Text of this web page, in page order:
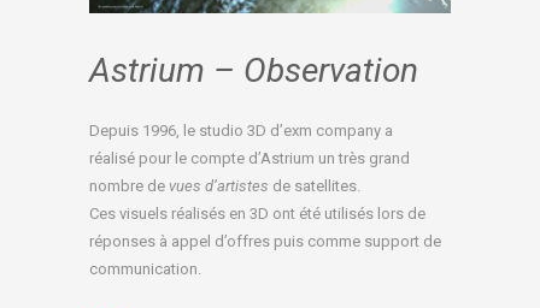
Astrium – Observation
Depuis 1996, le studio 3D d’exm company a
réalisé pour le compte d’Astrium un très grand
nombre de vues d’artistes de satellites.
Ces visuels réalisés en 3D ont été utilisés lors de
réponses à appel d’offres puis comme support de
communication.